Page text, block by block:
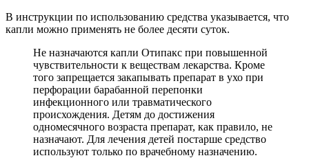
В инструкции по использованию средства указывается, что
капли можно применять не более десяти суток.
Не назначаются капли Отипакс при повышенной
чувствительности к веществам лекарства. Кроме
того запрещается закапывать препарат в ухо при
перфорации барабанной перепонки
инфекционного или травматического
происхождения. Детям до достижения
одномесячного возраста препарат, как правило, не
назначают. Для лечения детей постарше средство
используют только по врачебному назначению.